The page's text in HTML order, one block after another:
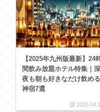
【2025年九州版最新】24
間飲み放題ホテル特集｜深
夜も朝も好きなだけ飲める
神宿7選